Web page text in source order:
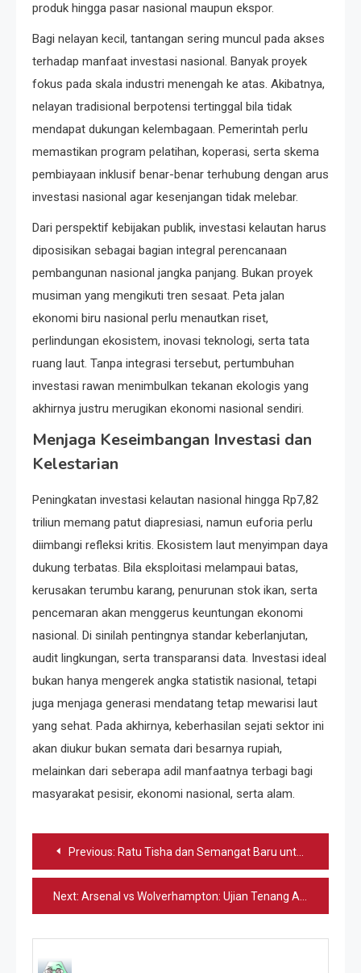
produk hingga pasar nasional maupun ekspor.
Bagi nelayan kecil, tantangan sering muncul pada akses
terhadap manfaat investasi nasional. Banyak proyek
fokus pada skala industri menengah ke atas. Akibatnya,
nelayan tradisional berpotensi tertinggal bila tidak
mendapat dukungan kelembagaan. Pemerintah perlu
memastikan program pelatihan, koperasi, serta skema
pembiayaan inklusif benar-benar terhubung dengan arus
investasi nasional agar kesenjangan tidak melebar.
Dari perspektif kebijakan publik, investasi kelautan harus
diposisikan sebagai bagian integral perencanaan
pembangunan nasional jangka panjang. Bukan proyek
musiman yang mengikuti tren sesaat. Peta jalan
ekonomi biru nasional perlu menautkan riset,
perlindungan ekosistem, inovasi teknologi, serta tata
ruang laut. Tanpa integrasi tersebut, pertumbuhan
investasi rawan menimbulkan tekanan ekologis yang
akhirnya justru merugikan ekonomi nasional sendiri.
Menjaga Keseimbangan Investasi dan
Kelestarian
Peningkatan investasi kelautan nasional hingga Rp7,82
triliun memang patut diapresiasi, namun euforia perlu
diimbangi refleksi kritis. Ekosistem laut menyimpan daya
dukung terbatas. Bila eksploitasi melampaui batas,
kerusakan terumbu karang, penurunan stok ikan, serta
pencemaran akan menggerus keuntungan ekonomi
nasional. Di sinilah pentingnya standar keberlanjutan,
audit lingkungan, serta transparansi data. Investasi ideal
bukan hanya mengerek angka statistik nasional, tetapi
juga menjaga generasi mendatang tetap mewarisi laut
yang sehat. Pada akhirnya, keberhasilan sejati sektor ini
akan diukur bukan semata dari besarnya rupiah,
melainkan dari seberapa adil manfaatnya terbagi bagi
masyarakat pesisir, ekonomi nasional, serta alam.
Navigasi
pos
Previous: Ratu Tisha dan Semangat Baru untuk Garuda Muda di Kancah SEA Games 2025
Next: Arsenal vs Wolverhampton: Ujian Tenang Arteta